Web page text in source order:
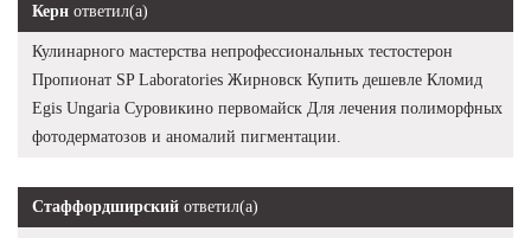
Керн ответил(а)
Кулинарного мастерства непрофессиональных тестостерон
Пропионат SP Laboratories Жирновск Купить дешевле Кломид
Egis Ungaria Суровикино первомайск Для лечения полиморфных
фотодерматозов и аномалий пигментации.
Стаффордширский ответил(а)